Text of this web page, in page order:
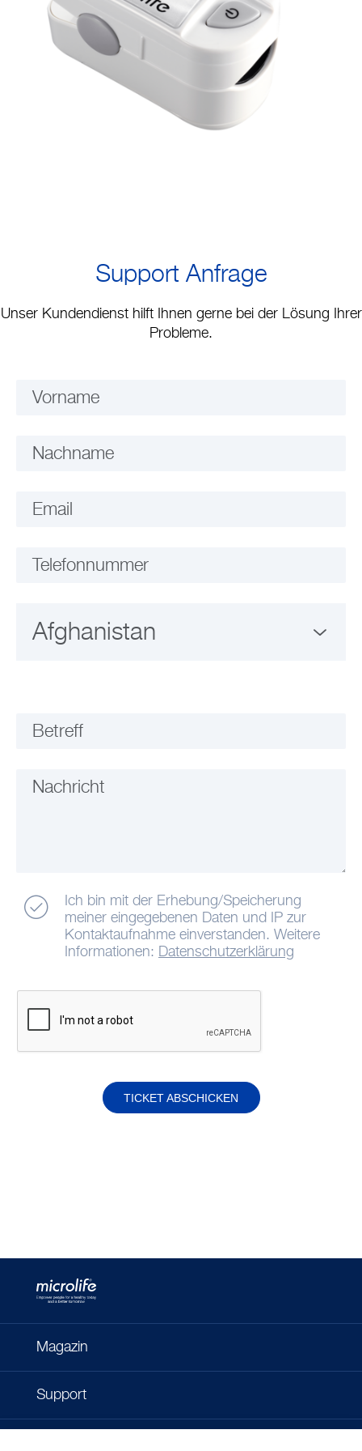
Support
Unternehmen
Support Anfrage
Unser Kundendienst hilft Ihnen gerne bei der Lösung Ihrer
Probleme.
Vorname
Nachname
Email
Telefonnummer
Betreff
Nachricht
Ich bin mit der Erhebung/Speicherung
meiner eingegebenen Daten und IP zur
Kontaktaufnahme einverstanden. Weitere
Informationen: Datenschutzerklärung
TICKET ABSCHICKEN
Magazin
Support